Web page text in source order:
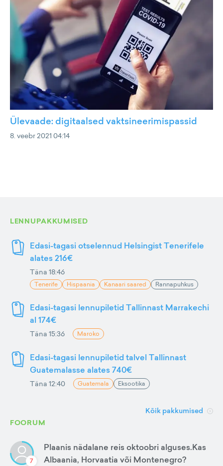
Ülevaade: digitaalsed vaktsineerimispassid
8. veebr 2021 04:14
LENNUPAKKUMISED
Edasi-tagasi otselennud Helsingist Tenerifele
alates 216€
Täna 18:46
Tenerife Hispaania Kanaari saared Rannapuhkus
Edasi-tagasi lennupiletid Tallinnast Marrakechi
al 174€
Täna 15:36 Maroko
Edasi-tagasi lennupiletid talvel Tallinnast
Guatemalasse alates 740€
Täna 12:40 Guatemala Eksootika
Kõik pakkumised
FOORUM
7
Plaanis nädalane reis oktoobri alguses.Kas
Albaania, Horvaatia või Montenegro?